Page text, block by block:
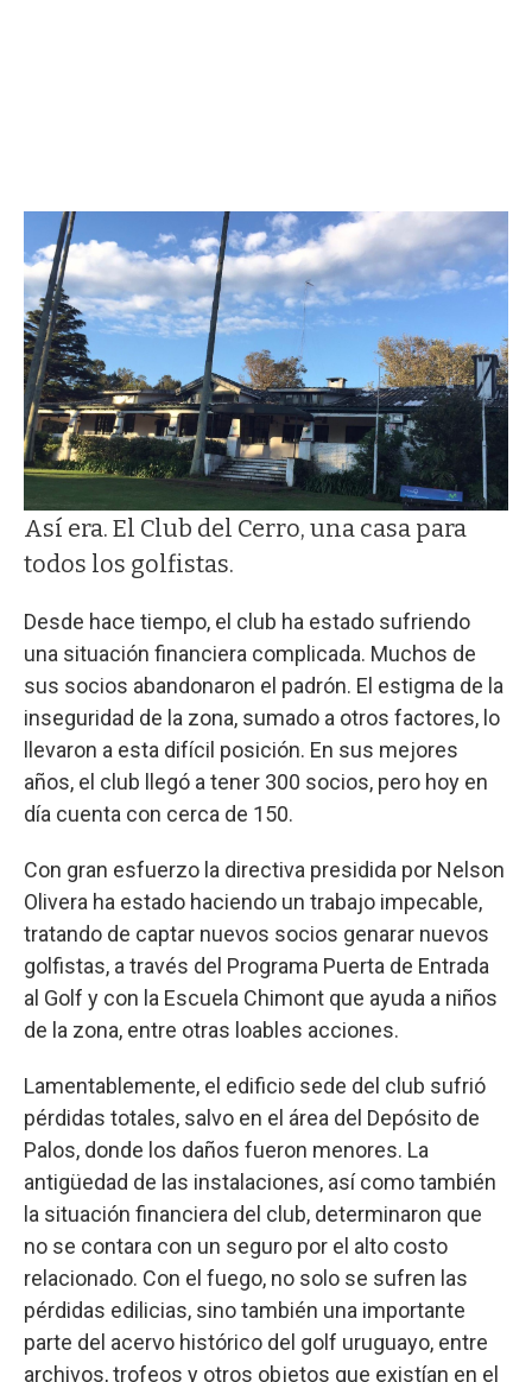
Así era. El Club del Cerro, una casa para
todos los golfistas.
Desde hace tiempo, el club ha estado sufriendo
una situación financiera complicada. Muchos de
sus socios abandonaron el padrón. El estigma de la
inseguridad de la zona, sumado a otros factores, lo
llevaron a esta difícil posición. En sus mejores
años, el club llegó a tener 300 socios, pero hoy en
día cuenta con cerca de 150.
Con gran esfuerzo la directiva presidida por Nelson
Olivera ha estado haciendo un trabajo impecable,
tratando de captar nuevos socios genarar nuevos
golfistas, a través del Programa Puerta de Entrada
al Golf y con la Escuela Chimont que ayuda a niños
de la zona, entre otras loables acciones.
Lamentablemente, el edificio sede del club sufrió
pérdidas totales, salvo en el área del Depósito de
Palos, donde los daños fueron menores. La
antigüedad de las instalaciones, así como también
la situación financiera del club, determinaron que
no se contara con un seguro por el alto costo
relacionado. Con el fuego, no solo se sufren las
pérdidas edilicias, sino también una importante
parte del acervo histórico del golf uruguayo, entre
archivos, trofeos y otros objetos que existían en el